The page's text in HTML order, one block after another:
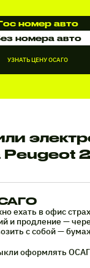
номер авто
номера авто
УЗНАТЬ ЦЕНУ ОСАГО
ехать в офис
и продление —
с собой —
оформлять